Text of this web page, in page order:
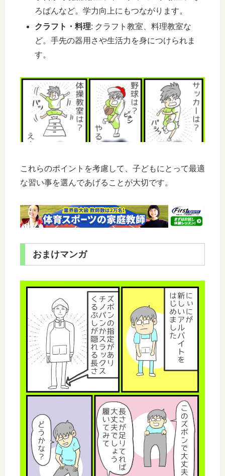
ろばんなど。学力向上にもつながります。
クラフト・料理: クラフト教室、料理教室な
ど。手先の器用さや生活力を身につけられま
す。
これらのポイントを考慮して、子どもにとって最適
な習い事を選んであげることが大切です。
おまけマンガ